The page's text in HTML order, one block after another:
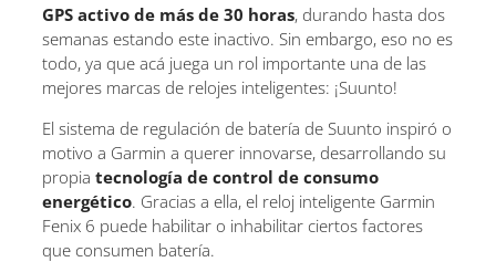
GPS activo de más de 30 horas, durando hasta dos
semanas estando este inactivo. Sin embargo, eso no es
todo, ya que acá juega un rol importante una de las
mejores marcas de relojes inteligentes: ¡Suunto!
El sistema de regulación de batería de Suunto inspiró o
motivo a Garmin a querer innovarse, desarrollando su
propia tecnología de control de consumo
energético. Gracias a ella, el reloj inteligente Garmin
Fenix 6 puede habilitar o inhabilitar ciertos factores
que consumen batería.